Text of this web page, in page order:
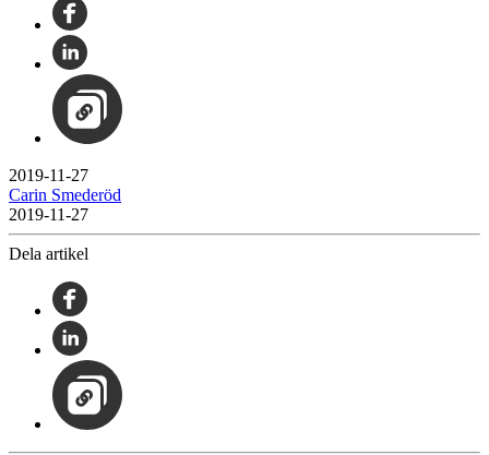
2019-11-27
Carin Smederöd
2019-11-27
Dela artikel